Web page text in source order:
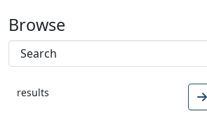
Browse
results